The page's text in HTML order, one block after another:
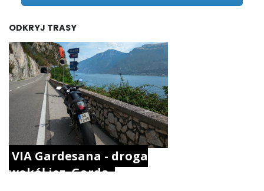
ODKRYJ TRASY
VIA Gardesana - droga
wokół jez. Garda.